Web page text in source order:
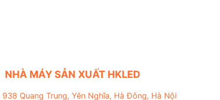
NHÀ MÁY SẢN XUẤT HKLED
938 Quang Trung, Yên Nghĩa, Hà Đông, Hà Nội